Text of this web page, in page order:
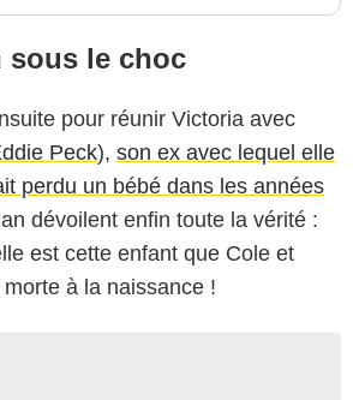
sous le choc
pour réunir Victoria avec
Peck), son ex avec lequel elle
perdu un bébé dans les années
dévoilent enfin toute la vérité :
est cette enfant que Cole et
à la naissance !